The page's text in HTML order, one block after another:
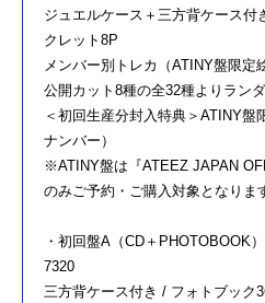
ジュエルケース＋三方背ケース付
クレット8P
メンバー別トレカ（ATINY盤限定
公開カット8種の全32種よりランダ
＜初回生産分封入特典＞ATINY盤
ナンバー）
※ATINY盤は『ATEEZ JAPAN
のみご予約・ご購入対象となりま
・初回盤A（CD＋PHOTOBOOK
7320
三方背ケース付き / フォトブック